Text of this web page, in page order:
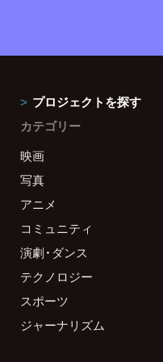
プロジェクトを探す
カテゴリー
映画
写真
アニメ
コミュニティ
演劇・ダンス
テクノロジー
スポーツ
ジャーナリズム